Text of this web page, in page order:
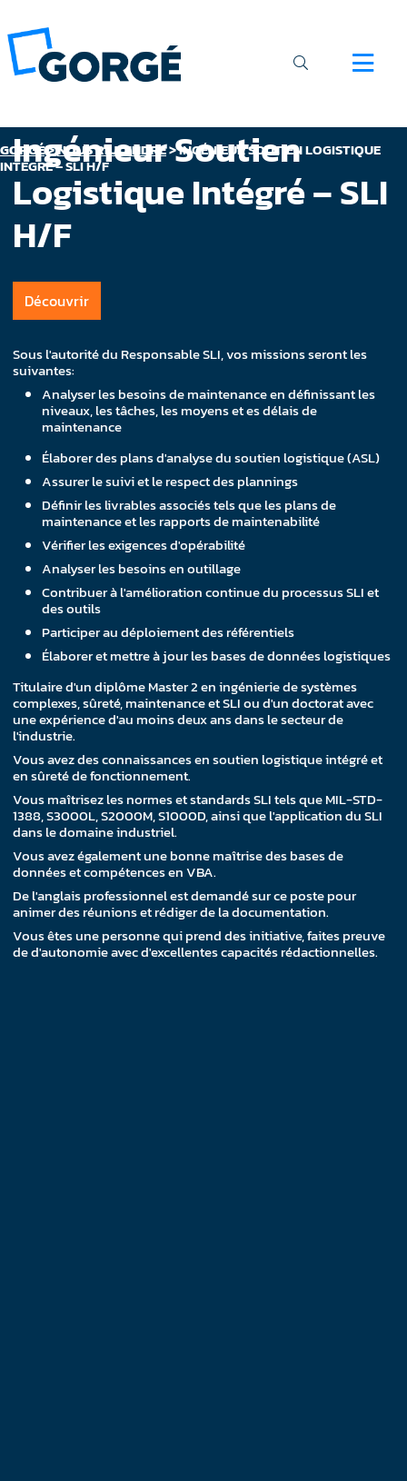
GORGÉ>NOUS REJOINDRE>INGÉNIEUR SOUTIEN LOGISTIQUE
INTÉGRÉ – SLI H/F
Ingénieur Soutien
Logistique Intégré – SLI
H/F
Découvrir
Sous l'autorité du Responsable SLI, vos missions seront les
suivantes:
Analyser les besoins de maintenance en définissant les
niveaux, les tâches, les moyens et es délais de
maintenance
Élaborer des plans d'analyse du soutien logistique (ASL)
Assurer le suivi et le respect des plannings
Définir les livrables associés tels que les plans de
maintenance et les rapports de maintenabilité
Vérifier les exigences d'opérabilité
Analyser les besoins en outillage
Contribuer à l'amélioration continue du processus SLI et
des outils
Participer au déploiement des référentiels
Élaborer et mettre à jour les bases de données logistiques
Titulaire d'un diplôme Master 2 en ingénierie de systèmes
complexes, sûreté, maintenance et SLI ou d'un doctorat avec
une expérience d'au moins deux ans dans le secteur de
l'industrie.
Vous avez des connaissances en soutien logistique intégré et
en sûreté de fonctionnement.
Vous maîtrisez les normes et standards SLI tels que MIL-STD-
1388, S3000L, S2000M, S1000D, ainsi que l'application du SLI
dans le domaine industriel.
Vous avez également une bonne maîtrise des bases de
données et compétences en VBA.
De l'anglais professionnel est demandé sur ce poste pour
animer des réunions et rédiger de la documentation.
Vous êtes une personne qui prend des initiative, faites preuve
de d'autonomie avec d'excellentes capacités rédactionnelles.